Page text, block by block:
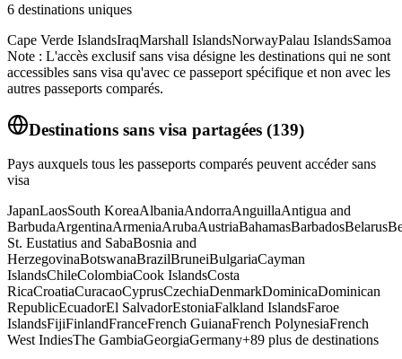
6 destinations uniques
Cape Verde IslandsIraqMarshall IslandsNorwayPalau IslandsSamoa
Note : L'accès exclusif sans visa désigne les destinations qui ne sont
accessibles sans visa qu'avec ce passeport spécifique et non avec les
autres passeports comparés.
Destinations sans visa partagées (139)
Pays auxquels tous les passeports comparés peuvent accéder sans
visa
JapanLaosSouth KoreaAlbaniaAndorraAnguillaAntigua and
BarbudaArgentinaArmeniaArubaAustriaBahamasBarbadosBelarus
St. Eustatius and SabaBosnia and
HerzegovinaBotswanaBrazilBruneiBulgariaCayman
IslandsChileColombiaCook IslandsCosta
RicaCroatiaCuracaoCyprusCzechiaDenmarkDominicaDominican
RepublicEcuadorEl SalvadorEstoniaFalkland IslandsFaroe
IslandsFijiFinlandFranceFrench GuianaFrench PolynesiaFrench
West IndiesThe GambiaGeorgiaGermany+89 plus de destinations